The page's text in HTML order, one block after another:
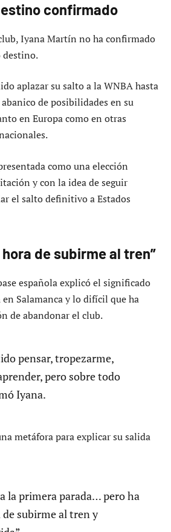
confirmado
Iyana Martín no ha confirmado
destino.
aplazar su salto a la WNBA hasta
de posibilidades en su
en Europa como en otras
como una elección
y con la idea de seguir
el salto definitivo a Estados
de subirme al tren”
española explicó el significado
en Salamanca y lo difícil que ha
de abandonar el club.
pensar, tropezarme,
pero sobre todo
Iyana.
metáfora para explicar su salida
la primera parada… pero ha
subirme al tren y